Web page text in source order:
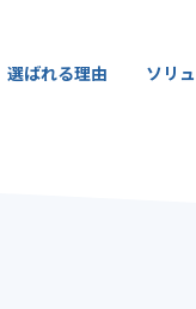
選ばれる理由 ソリ